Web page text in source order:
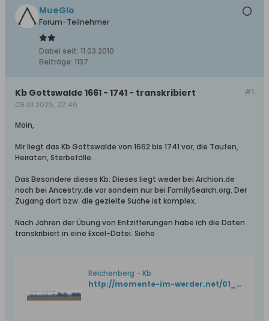
MueGlo
Forum-Teilnehmer
Dabei seit: 11.03.2010
Beiträge: 1137
#1
Kb Gottswalde 1661 - 1741 - transkribiert
09.01.2025, 22:46
Moin,
Mir liegt das Kb Gottswalde von 1662 bis 1741 vor, die Taufen,
Heiraten, Sterbefälle.
Das Besondere dieses Kb: Dieses liegt weder bei Archion.de
noch bei Ancestry.de vor sondern nur bei FamilySearch.org. Der
Zugang dort bzw. die gezielte Suche ist komplex.
Nach Jahren der Übung von Entzifferungen habe ich die Daten
transkribiert in eine Excel-Datei. Siehe
Reichenberg - Kb
http://momente-im-werder.net/01_Offen/05_Orte/Gottswalde/06_Kb_1661-1741.htm